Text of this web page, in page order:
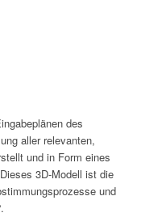
des
aller relevanten,
und in Form eines
3D-Modell ist die
und